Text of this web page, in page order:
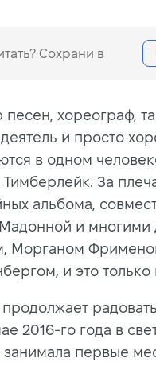
Сохрани в
песен, хореограф,
и просто
в одном
За
альбома,
и многими
Морганом
и это
продолжает
2016-го года в
первые